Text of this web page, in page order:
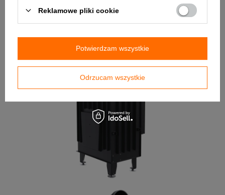
Reklamowe pliki cookie
Odrzucam wszystkie
Potwierdzam wszystkie